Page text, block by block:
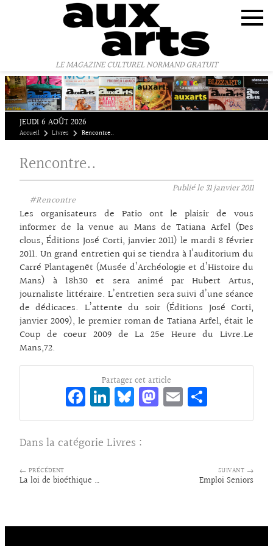
LE MAGAZINE CULTUREL NORMAND GRATUIT
JEUDI 6 AOÛT 2026
Accueil Livres Rencontre..
Rencontre..
Publié le31 janvier 2011
#Rencontre
Les organisateurs de Patio ont le plaisir de vous
informer de la venue au Mans de Tatiana Arfel (Des
clous, Éditions José Corti, janvier 2011) le mardi 8 février
2011. Un grand entretien qui se tiendra à l’auditorium du
Carré Plantagenêt (Musée d’Archéologie et d’Histoire du
Mans) à 18h30 et sera animé par Hubert Artus,
journaliste littéraire. L’entretien sera suivi d’une séance
de dédicaces. L’attente du soir (Éditions José Corti,
janvier 2009), le premier roman de Tatiana Arfel, était le
Coup de coeur 2009 de La 25e Heure du Livre.Le
Mans,72.
Partager cet article
Fa
ce
bo
o
k
Li
n
ke
dI
Bl
ue
sk
y
M
as
E
m rt
Dans la catégorie Livres :
← PRÉCÉDENT
La loi de bioéthique …
SUIVANT →
Emploi Seniors
Panneau de gestion des cookies